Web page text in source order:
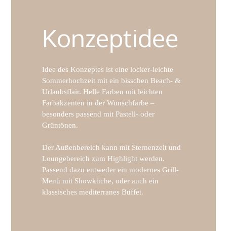
Konzeptidee
Idee des Konzeptes ist eine locker-leichte
Sommerhochzeit mit ein bisschen Beach- &
Urlaubsflair. Helle Farben mit leichten
Farbakzenten in der Wunschfarbe –
besonders passend mit Pastell- oder
Grüntönen.
Der Außenbereich kann mit Sternenzelt und
Loungebereich zum Highlight werden.
Passend dazu entweder ein modernes Grill-
Menü mit Showküche, oder auch ein
klassisches mediterranes Büffet.